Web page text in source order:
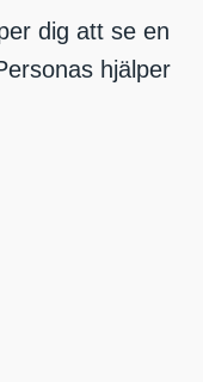
dig att se en
hjälper